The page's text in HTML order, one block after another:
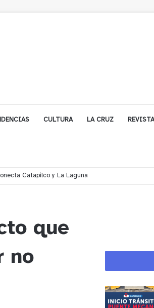
CULTURA LA CRUZ REVISTA
hacia Concón desde planta cuestionada por
que
no